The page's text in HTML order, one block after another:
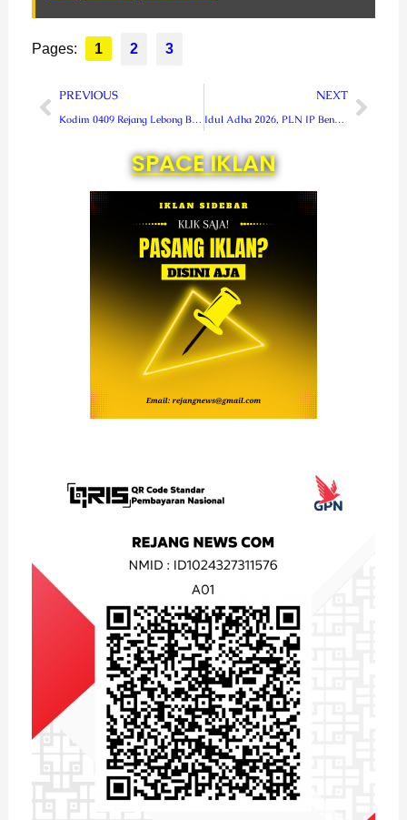
Pages: 1 2 3
Prev
PREVIOUS
Kodim 0409 Rejang Lebong Bangun Sumur Bor di Kepahiang, Ini Lokasinya
NEXT
Idul Adha 2026, PLN IP Bengkulu Salurkan 1.650 Paket Daging Kurban
Next
SPACE IKLAN